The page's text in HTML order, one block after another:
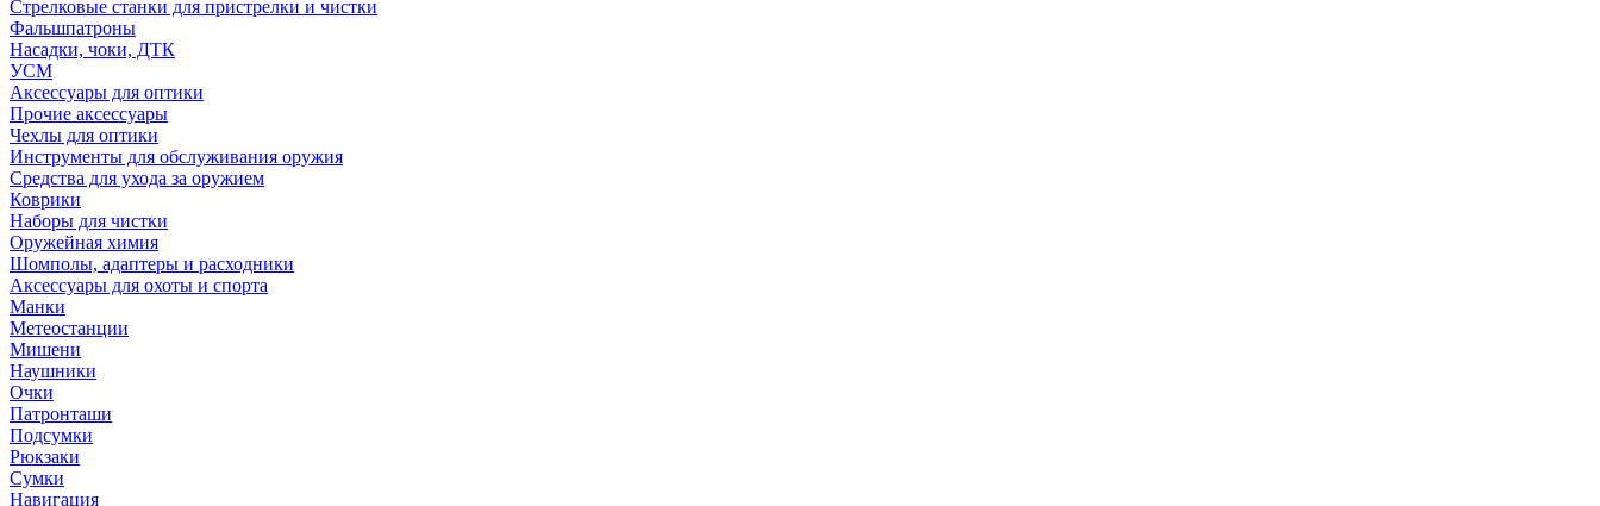
Стрелковые станки для пристрелки и чистки
Фальшпатроны
Насадки, чоки, ДТК
УСМ
Аксессуары для оптики
Прочие аксессуары
Чехлы для оптики
Инструменты для обслуживания оружия
Средства для ухода за оружием
Коврики
Наборы для чистки
Оружейная химия
Шомполы, адаптеры и расходники
Аксессуары для охоты и спорта
Манки
Метеостанции
Мишени
Наушники
Очки
Патронташи
Подсумки
Рюкзаки
Сумки
Навигация